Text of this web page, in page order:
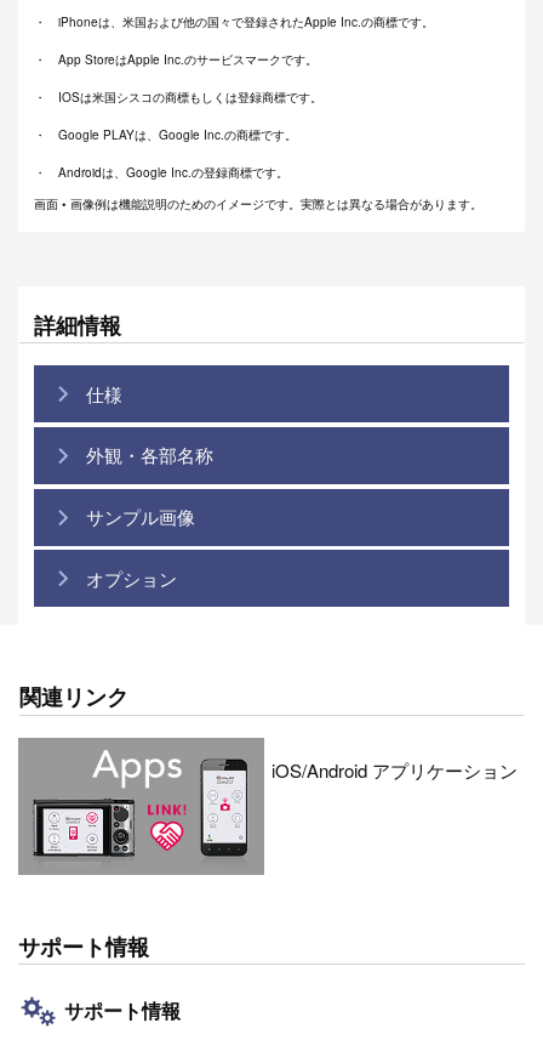
iPhoneは、米国および他の国々で登録されたApple Inc.の商標です。
App StoreはApple Inc.のサービスマークです。
IOSは米国シスコの商標もしくは登録商標です。
Google PLAYは、Google Inc.の商標です。
Androidは、Google Inc.の登録商標です。
画面 • 画像例は機能説明のためのイメージです。実際とは異なる場合があります。
詳細情報
仕様
外観・各部名称
サンプル画像
オプション
関連リンク
iOS/Android アプリケーション
サポート情報
サポート情報